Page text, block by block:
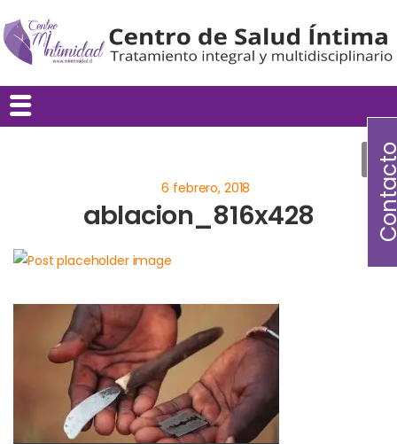
ablacion_816x428